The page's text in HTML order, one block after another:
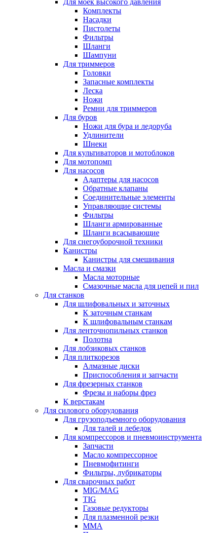
Для моек высокого давления
Комплекты
Насадки
Пистолеты
Фильтры
Шланги
Шампуни
Для триммеров
Головки
Запасные комплекты
Леска
Ножи
Ремни для триммеров
Для буров
Ножи для бура и ледоруба
Удлинители
Шнеки
Для культиваторов и мотоблоков
Для мотопомп
Для насосов
Адаптеры для насосов
Обратные клапаны
Соединительные элементы
Управляющие системы
Фильтры
Шланги армированные
Шланги всасывающие
Для снегоуборочной техники
Канистры
Канистры для смешивания
Масла и смазки
Масла моторные
Смазочные масла для цепей и пил
Для станков
Для шлифовальных и заточных
К заточным станкам
К шлифовальным станкам
Для ленточнопильных станков
Полотна
Для лобзиковых станков
Для плиткорезов
Алмазные диски
Приспособления и запчасти
Для фрезерных станков
Фрезы и наборы фрез
К верстакам
Для силового оборудования
Для грузоподъемного оборудования
Для талей и лебедок
Для компрессоров и пневмоинструмента
Запчасти
Масло компрессорное
Пневмофитинги
Фильтры, лубрикаторы
Для сварочных работ
MIG/MAG
TIG
Газовые редукторы
Для плазменной резки
ММА